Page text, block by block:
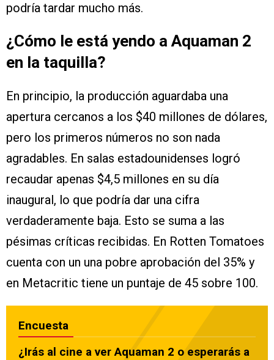
podría tardar mucho más.
¿Cómo le está yendo a Aquaman 2
en la taquilla?
En principio, la producción aguardaba una
apertura cercanos a los $40 millones de dólares,
pero los primeros números no son nada
agradables. En salas estadounidenses logró
recaudar apenas $4,5 millones en su día
inaugural, lo que podría dar una cifra
verdaderamente baja. Esto se suma a las
pésimas críticas recibidas. En Rotten Tomatoes
cuenta con un una pobre aprobación del 35% y
en Metacritic tiene un puntaje de 45 sobre 100.
Encuesta
¿Irás al cine a ver Aquaman 2 o esperarás a